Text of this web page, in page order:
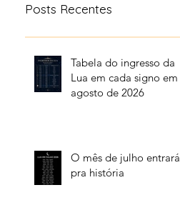
Posts Recentes
Tabela do ingresso da
Lua em cada signo em
agosto de 2026
O mês de julho entrará
pra história